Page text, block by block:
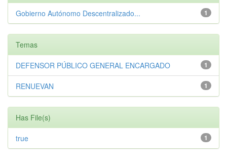
1
Gobierno Autónomo Descentralizado...
Temas
1
DEFENSOR PÚBLICO GENERAL ENCARGADO
1
RENUEVAN
Has File(s)
1
true